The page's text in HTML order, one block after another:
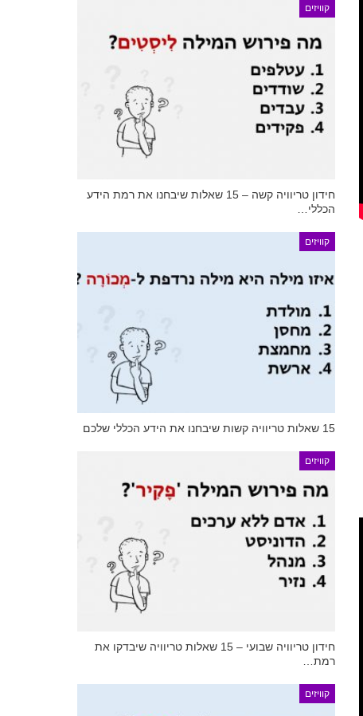
קוויזים
חידון טריוויה קשה – 15 שאלות שיבחנו את רמת הידע
הכללי…
קוויזים
15 שאלות טריוויה קשות שיבחנו את הידע הכללי שלכם
קוויזים
חידון טריוויה שבועי – 15 שאלות טריוויה שיבדקו את
רמת…
קוויזים